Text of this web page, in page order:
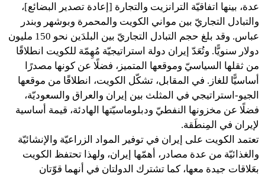
عدة، بينها اتفاقيّة الترانزيت والتجارة [إعادة تصدير البضائع]،
والتبادل التجاريّ بين مواني الكويت والمحمرة وبوشهر وبندر
عباس. وقد بلغ حجم التبادل التجاريّ بين البلدَين نحو 150 مليون
دولار سنويًّا. وتُعَدّ إيران دولة استراتيجيّة مُهِمّة للكويت انطلاقًا
من ثقلها السياسيّ وموقعها المتميز، فضلًا عن كونها مصدرًا
أساسيًّا للغاز. في المقابل، تشكّل الكويت، انطلاقًا من موقعها
الجيو-استراتيجي في المثلث بين إيران والعراق والسعوديّة،
فضلًا عن مخزونها النفطيّ ودبلوماسيّتها الهادئة، قيمة أساسية
لإيران في المِنطَقة.
تعتمد الكويت على إيران في توفير المواد الزراعيّة والإنشائيّة
والغذائيّة من عدة مصادر، أهمّها إيران، ولهذا تحتفظ الكويت
بعَلاقات جيدة معها، كما تشترك الدولتان في أنهما قوّتان